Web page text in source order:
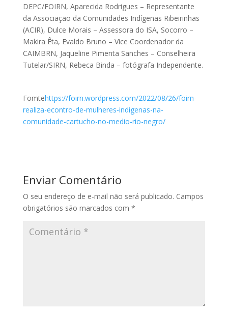
DEPC/FOIRN, Aparecida Rodrigues – Representante
da Associação da Comunidades Indígenas Ribeirinhas
(ACIR), Dulce Morais – Assessora do ISA, Socorro –
Makira Êta, Evaldo Bruno – Vice Coordenador da
CAIMBRN, Jaqueline Pimenta Sanches – Conselheira
Tutelar/SIRN, Rebeca Binda – fotógrafa Independente.
Fomtehttps://foirn.wordpress.com/2022/08/26/foirn-
realiza-econtro-de-mulheres-indigenas-na-
comunidade-cartucho-no-medio-rio-negro/
Enviar Comentário
O seu endereço de e-mail não será publicado. Campos
obrigatórios são marcados com *